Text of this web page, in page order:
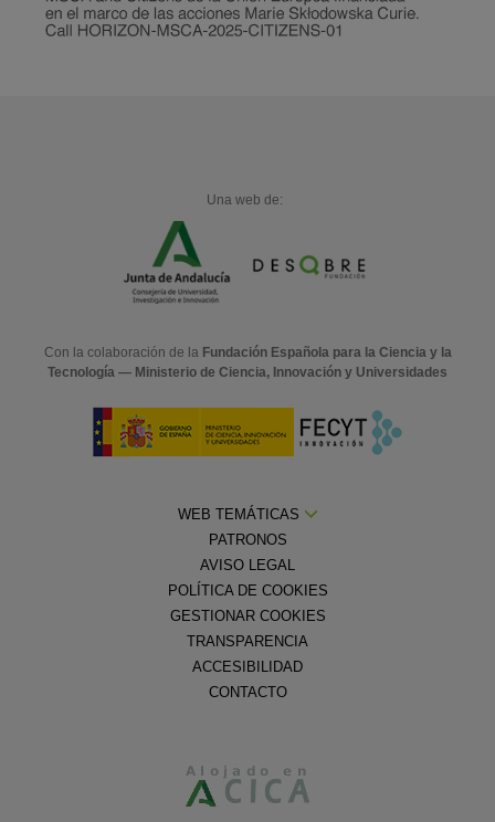
Una web de:
Con la colaboración de la Fundación Española para la Ciencia y la
Tecnología — Ministerio de Ciencia, Innovación y Universidades
WEB TEMÁTICAS
PATRONOS
AVISO LEGAL
POLÍTICA DE COOKIES
GESTIONAR COOKIES
TRANSPARENCIA
ACCESIBILIDAD
CONTACTO